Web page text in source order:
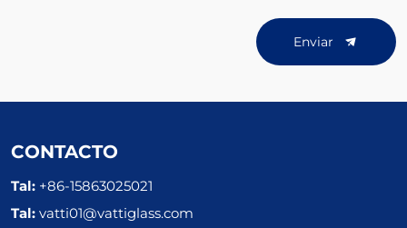
Enviar
CONTACTO
Tal: +86-15863025021
Tal: vatti01@vattiglass.com